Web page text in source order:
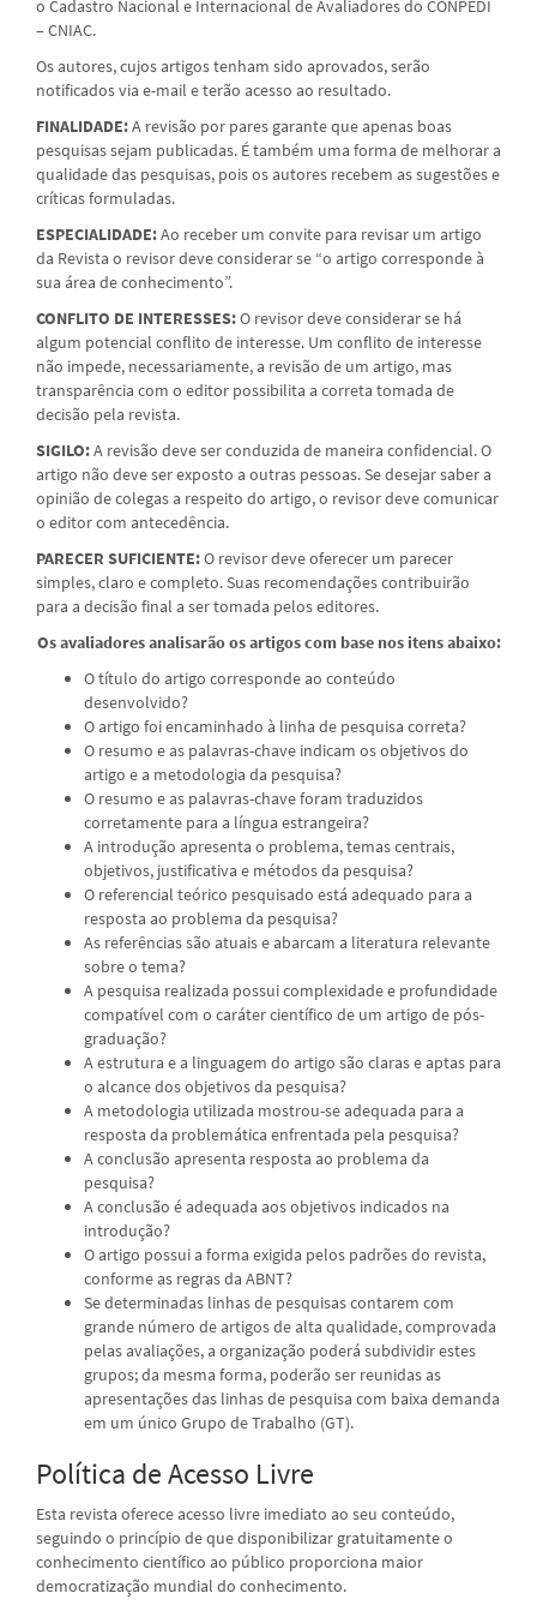
o Cadastro Nacional e Internacional de Avaliadores do CONPEDI
– CNIAC.
Os autores, cujos artigos tenham sido aprovados, serão
notificados via e-mail e terão acesso ao resultado.
FINALIDADE:A revisão por pares garante que apenas boas
pesquisas sejam publicadas. É também uma forma de melhorar a
qualidade das pesquisas, pois os autores recebem as sugestões e
críticas formuladas.
ESPECIALIDADE:Ao receber um convite para revisar um artigo
da Revista o revisor deve considerar se “o artigo corresponde à
sua área de conhecimento”.
CONFLITO DE INTERESSES:O revisor deve considerar se há
algum potencial conflito de interesse. Um conflito de interesse
não impede, necessariamente, a revisão de um artigo, mas
transparência com o editor possibilita a correta tomada de
decisão pela revista.
SIGILO:A revisão deve ser conduzida de maneira confidencial. O
artigo não deve ser exposto a outras pessoas. Se desejar saber a
opinião de colegas a respeito do artigo, o revisor deve comunicar
o editor com antecedência.
PARECER SUFICIENTE:O revisor deve oferecer um parecer
simples, claro e completo. Suas recomendações contribuirão
para a decisão final a ser tomada pelos editores.
Os avaliadores analisarão os artigos com base nos itens abaixo:
O título do artigo corresponde ao conteúdo
desenvolvido?
O artigo foi encaminhado à linha de pesquisa correta?
O resumo e as palavras-chave indicam os objetivos do
artigo e a metodologia da pesquisa?
O resumo e as palavras-chave foram traduzidos
corretamente para a língua estrangeira?
A introdução apresenta o problema, temas centrais,
objetivos, justificativa e métodos da pesquisa?
O referencial teórico pesquisado está adequado para a
resposta ao problema da pesquisa?
As referências são atuais e abarcam a literatura relevante
sobre o tema?
A pesquisa realizada possui complexidade e profundidade
compatível com o caráter científico de um artigo de pós-
graduação?
A estrutura e a linguagem do artigo são claras e aptas para
o alcance dos objetivos da pesquisa?
A metodologia utilizada mostrou-se adequada para a
resposta da problemática enfrentada pela pesquisa?
A conclusão apresenta resposta ao problema da
pesquisa?
A conclusão é adequada aos objetivos indicados na
introdução?
O artigo possui a forma exigida pelos padrões do revista,
conforme as regras da ABNT?
Se determinadas linhas de pesquisas contarem com
grande número de artigos de alta qualidade, comprovada
pelas avaliações, a organização poderá subdividir estes
grupos; da mesma forma, poderão ser reunidas as
apresentações das linhas de pesquisa com baixa demanda
em um único Grupo de Trabalho (GT).
Política de Acesso Livre
Esta revista oferece acesso livre imediato ao seu conteúdo,
seguindo o princípio de que disponibilizar gratuitamente o
conhecimento científico ao público proporciona maior
democratização mundial do conhecimento.